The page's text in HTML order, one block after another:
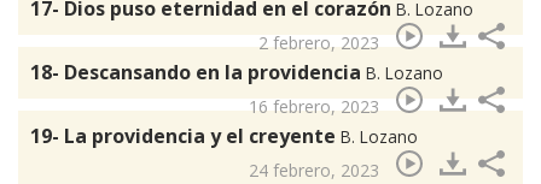
17- Dios puso eternidad en el corazón B. Lozano
2 febrero, 2023
18- Descansando en la providencia B. Lozano
16 febrero, 2023
19- La providencia y el creyente B. Lozano
24 febrero, 2023